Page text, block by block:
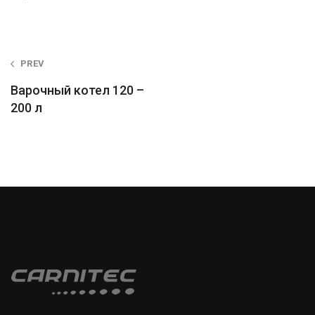
Post
navigation
PREV
Варочный котел 120 –
200 л